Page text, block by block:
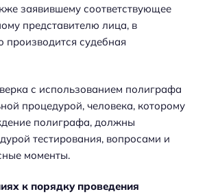
заявившему соответствующее
представителю лица, в
производится судебная
с использованием полиграфа
процедурой, человека, которому
полиграфа, должны
тестирования, вопросами и
моменты.
к порядку проведения